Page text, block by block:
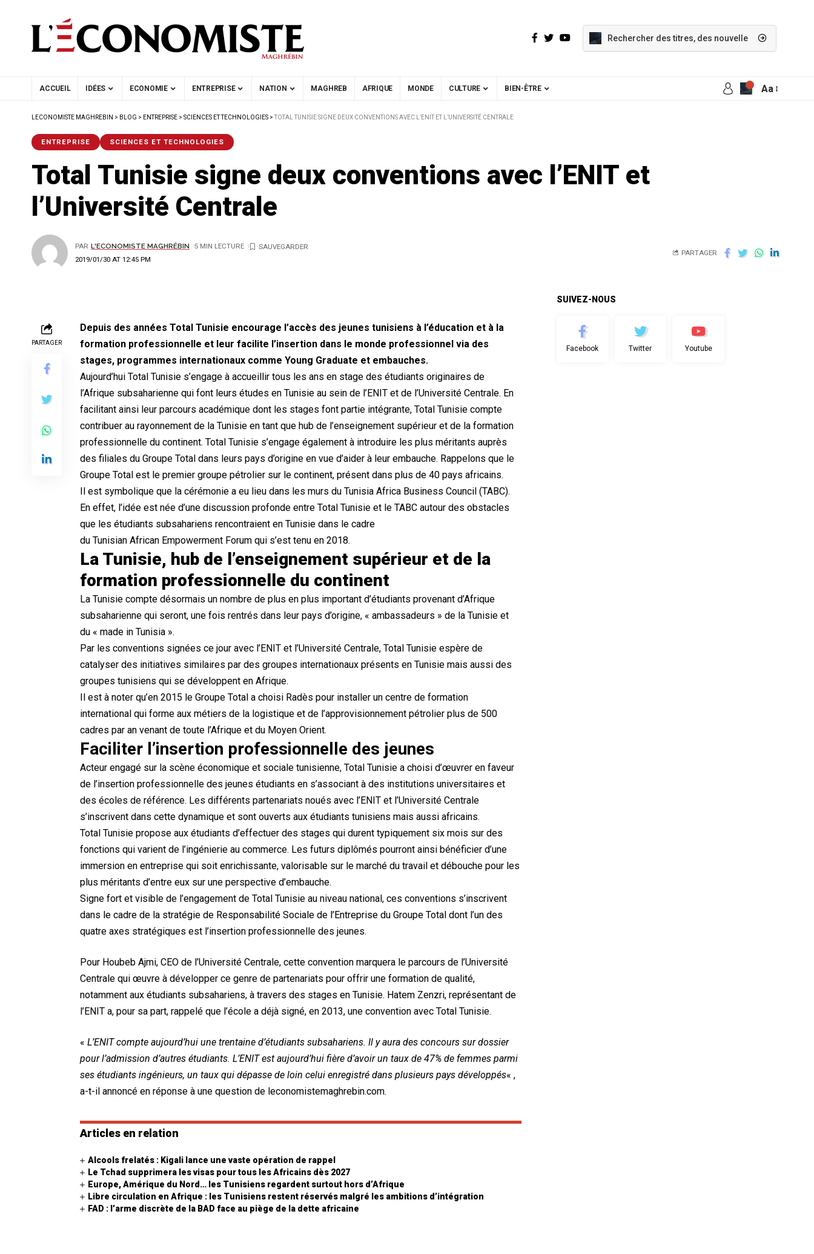
ACCUEIL IDÉES ECONOMIE ENTREPRISE NATION MAGHREB AFRIQUE MONDE CULTURE BIEN-ÊTRE Aa
LECONOMISTE MAGHREBIN > BLOG > ENTREPRISE > SCIENCES ET TECHNOLOGIES >TOTAL TUNISIE SIGNE DEUX CONVENTIONS AVEC L’ENIT ET L’UNIVERSITÉ CENTRALE
ENTREPRISE SCIENCES ET TECHNOLOGIES
Total Tunisie signe deux conventions avec l’ENIT et
l’Université Centrale
2019/01/30 AT 12:45 PM
PAR L'ECONOMISTE MAGHRÉBIN 5 MIN LECTURE
PARTAGER
PARTAGER
Depuis des années Total Tunisie encourage l’accès des jeunes tunisiens à l’éducation et à la
formation professionnelle et leur facilite l’insertion dans le monde professionnel via des
stages, programmes internationaux comme Young Graduate et embauches.
Aujourd’hui Total Tunisie s’engage à accueillir tous les ans en stage des étudiants originaires de
l’Afrique subsaharienne qui font leurs études en Tunisie au sein de l’ENIT et de l’Université Centrale. En
facilitant ainsi leur parcours académique dont les stages font partie intégrante, Total Tunisie compte
contribuer au rayonnement de la Tunisie en tant que hub de l’enseignement supérieur et de la formation
professionnelle du continent. Total Tunisie s’engage également à introduire les plus méritants auprès
des filiales du Groupe Total dans leurs pays d’origine en vue d’aider à leur embauche. Rappelons que le
Groupe Total est le premier groupe pétrolier sur le continent, présent dans plus de 40 pays africains.
Il est symbolique que la cérémonie a eu lieu dans les murs du Tunisia Africa Business Council (TABC).
En effet, l’idée est née d’une discussion profonde entre Total Tunisie et le TABC autour des obstacles
que les étudiants subsahariens rencontraient en Tunisie dans le cadre
du Tunisian African Empowerment Forum qui s’est tenu en 2018.
La Tunisie, hub de l’enseignement supérieur et de la
formation professionnelle du continent
La Tunisie compte désormais un nombre de plus en plus important d’étudiants provenant d’Afrique
subsaharienne qui seront, une fois rentrés dans leur pays d’origine, « ambassadeurs » de la Tunisie et
du « made in Tunisia ».
Par les conventions signées ce jour avec l’ENIT et l’Université Centrale, Total Tunisie espère de
catalyser des initiatives similaires par des groupes internationaux présents en Tunisie mais aussi des
groupes tunisiens qui se développent en Afrique.
Il est à noter qu’en 2015 le Groupe Total a choisi Radès pour installer un centre de formation
international qui forme aux métiers de la logistique et de l’approvisionnement pétrolier plus de 500
cadres par an venant de toute l’Afrique et du Moyen Orient.
Faciliter l’insertion professionnelle des jeunes
Acteur engagé sur la scène économique et sociale tunisienne, Total Tunisie a choisi d’œuvrer en faveur
de l’insertion professionnelle des jeunes étudiants en s’associant à des institutions universitaires et
des écoles de référence. Les différents partenariats noués avec l’ENIT et l’Université Centrale
s’inscrivent dans cette dynamique et sont ouverts aux étudiants tunisiens mais aussi africains.
Total Tunisie propose aux étudiants d’effectuer des stages qui durent typiquement six mois sur des
fonctions qui varient de l’ingénierie au commerce. Les futurs diplômés pourront ainsi bénéficier d’une
immersion en entreprise qui soit enrichissante, valorisable sur le marché du travail et débouche pour les
plus méritants d’entre eux sur une perspective d’embauche.
Signe fort et visible de l’engagement de Total Tunisie au niveau national, ces conventions s’inscrivent
dans le cadre de la stratégie de Responsabilité Sociale de l’Entreprise du Groupe Total dont l’un des
quatre axes stratégiques est l’insertion professionnelle des jeunes.
Pour Houbeb Ajmi, CEO de l’Université Centrale, cette convention marquera le parcours de l’Université
Centrale qui œuvre à développer ce genre de partenariats pour offrir une formation de qualité,
notamment aux étudiants subsahariens, à travers des stages en Tunisie. Hatem Zenzri, représentant de
l’ENIT a, pour sa part, rappelé que l’école a déjà signé, en 2013, une convention avec Total Tunisie.
« L’ENIT compte aujourd’hui une trentaine d’étudiants subsahariens. Il y aura des concours sur dossier
pour l’admission d’autres étudiants. L’ENIT est aujourd’hui fière d’avoir un taux de 47% de femmes parmi
ses étudiants ingénieurs, un taux qui dépasse de loin celui enregistré dans plusieurs pays développés« ,
a-t-il annoncé en réponse à une question de leconomistemaghrebin.com.
Articles en relation
Alcools frelatés : Kigali lance une vaste opération de rappel
Le Tchad supprimera les visas pour tous les Africains dès 2027
Europe, Amérique du Nord… les Tunisiens regardent surtout hors d’Afrique
Libre circulation en Afrique : les Tunisiens restent réservés malgré les ambitions d’intégration
FAD : l’arme discrète de la BAD face au piège de la dette africaine
SUIVEZ-NOUS
Facebook Twitter Youtube